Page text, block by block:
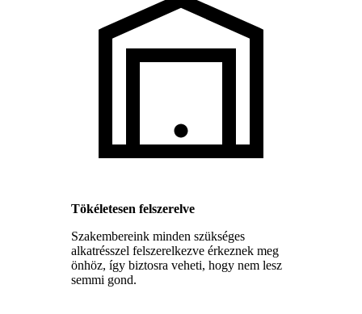
Tökéletesen felszerelve
Szakembereink minden szükséges
alkatrésszel felszerelkezve érkeznek meg
önhöz, így biztosra veheti, hogy nem lesz
semmi gond.